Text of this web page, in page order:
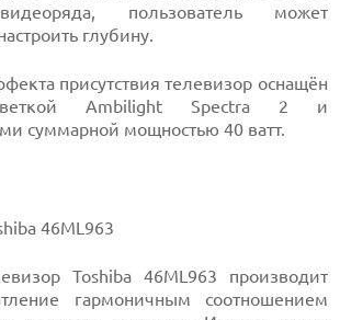
пользователь может
глубину.
присутствия телевизор оснащён
Ambilight Spectra 2 и
суммарной мощностью 40 ватт.
46ML963
Toshiba 46ML963 производит
гармоничным соотношением